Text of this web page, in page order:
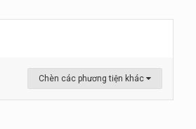
Chèn các phương tiện khác